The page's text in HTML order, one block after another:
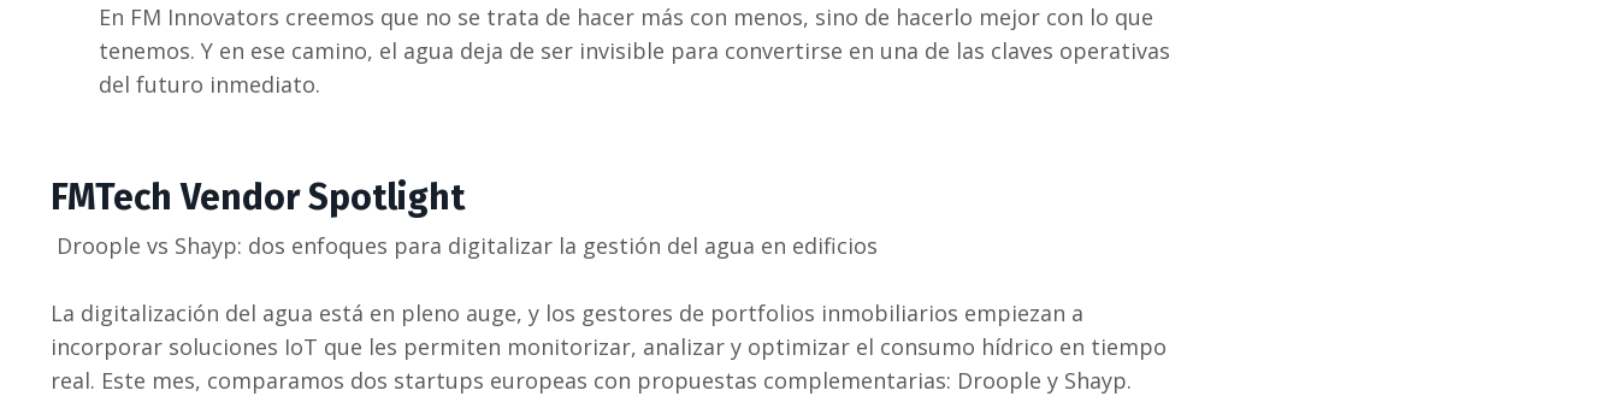
En FM Innovators creemos que no se trata de hacer más con menos, sino de hacerlo mejor con lo que
tenemos. Y en ese camino, el agua deja de ser invisible para convertirse en una de las claves operativas
del futuro inmediato.
FMTech Vendor Spotlight
Droople vs Shayp: dos enfoques para digitalizar la gestión del agua en edificios
La digitalización del agua está en pleno auge, y los gestores de portfolios inmobiliarios empiezan a
incorporar soluciones IoT que les permiten monitorizar, analizar y optimizar el consumo hídrico en tiempo
real. Este mes, comparamos dos startups europeas con propuestas complementarias: Droople y Shayp.